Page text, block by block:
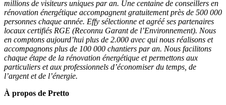
millions de visiteurs uniques par an. Une centaine de conseillers en
rénovation énergétique accompagnent gratuitement près de 500 000
personnes chaque année. Effy sélectionne et agréé ses partenaires
locaux certifiés RGE (Reconnu Garant de l’Environnement). Nous
en comptons aujourd’hui plus de 2.000 avec qui nous réalisons et
accompagnons plus de 100 000 chantiers par an. Nous facilitons
chaque étape de la rénovation énergétique et permettons aux
particuliers et aux professionnels d’économiser du temps, de
l’argent et de l’énergie.
À propos de Pretto